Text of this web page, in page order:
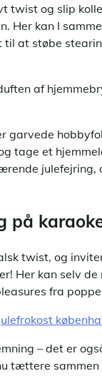
twist og slip
Her kan I
at støbe
af
garvede
tage et
på
twist, og
Her kan selv
fra
– det er
tættere sammen